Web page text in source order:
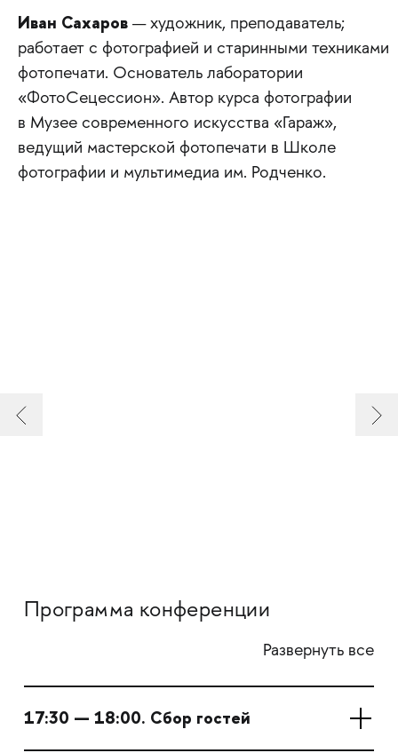
Иван Сахаров— художник, преподаватель;
работает с фотографией и старинными техниками
фотопечати. Основатель лаборатории
«ФотоСецессион». Автор курса фотографии
в Музее современного искусства «Гараж»,
ведущий мастерской фотопечати в Школе
фотографии и мультимедиа им. Родченко.
Программа конференции
Развернуть все
17:30 — 18:00. Сбор гостей